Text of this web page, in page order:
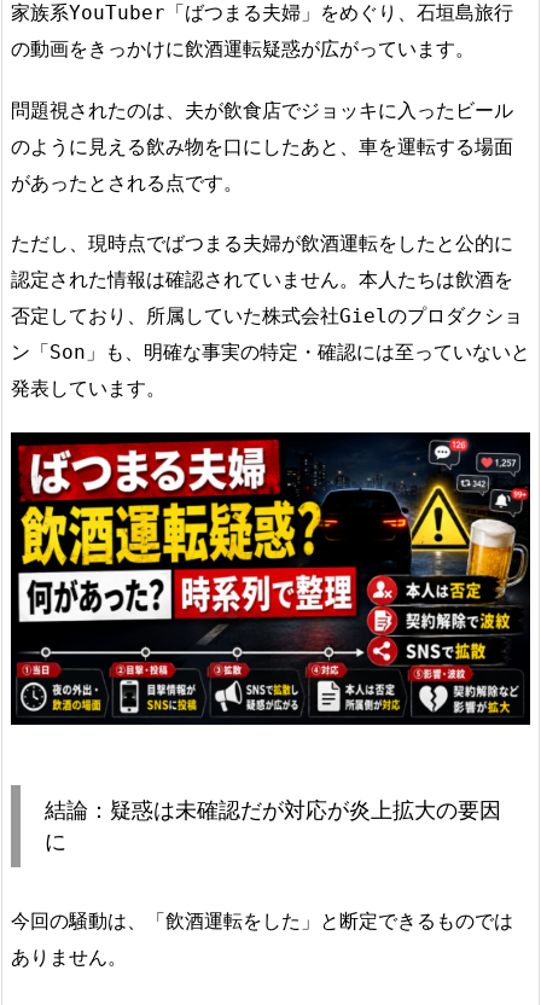
家族系YouTuber「ばつまる夫婦」をめぐり、石垣島旅行
の動画をきっかけに飲酒運転疑惑が広がっています。
問題視されたのは、夫が飲食店でジョッキに入ったビール
のように見える飲み物を口にしたあと、車を運転する場面
があったとされる点です。
ただし、現時点でばつまる夫婦が飲酒運転をしたと公的に
認定された情報は確認されていません。本人たちは飲酒を
否定しており、所属していた株式会社Gielのプロダクショ
ン「Son」も、明確な事実の特定・確認には至っていないと
発表しています。
結論：疑惑は未確認だが対応が炎上拡大の要因
に
今回の騒動は、「飲酒運転をした」と断定できるものでは
ありません。